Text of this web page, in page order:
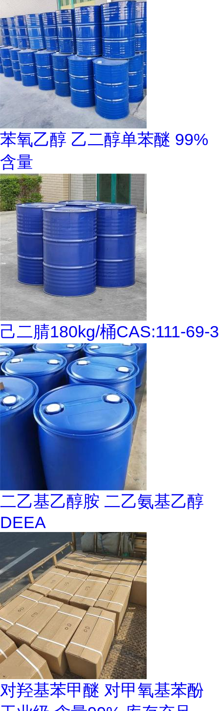
苯氧乙醇 乙二醇单苯醚 99%
含量
己二腈180kg/桶CAS:111-69-3
二乙基乙醇胺 二乙氨基乙醇
DEEA
对羟基苯甲醚 对甲氧基苯酚